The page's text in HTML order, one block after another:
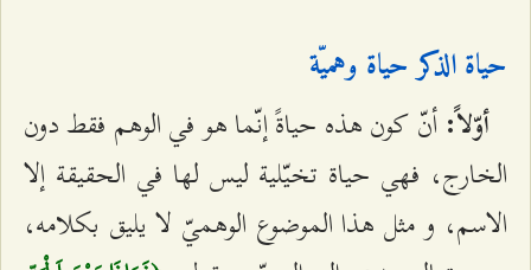
حياة الذكر حياة وهميّة
أوّلاً: أنّ كون هذه حياةً إنّما هو في الوهم فقط دون
الخارج، فهي حياة تخيّلية ليس لها في الحقيقة إلا
الاسم، و مثل هذا الموضوع الوهميّ لا يليق بكلامه،